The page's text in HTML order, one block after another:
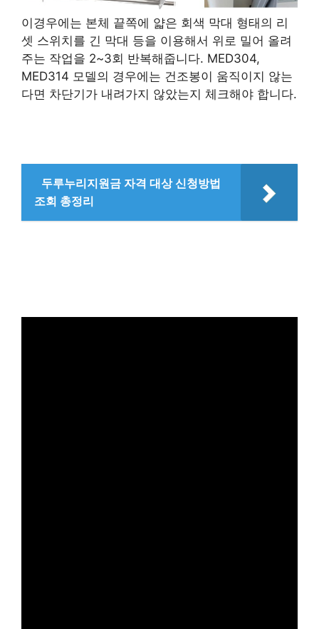
이경우에는 본체 끝쪽에 얇은 회색 막대 형태의 리
셋 스위치를 긴 막대 등을 이용해서 위로 밀어 올려
주는 작업을 2~3회 반복해줍니다. MED304,
MED314 모델의 경우에는 건조봉이 움직이지 않는
다면 차단기가 내려가지 않았는지 체크해야 합니다.
두루누리지원금 자격 대상 신청방법
조회 총정리